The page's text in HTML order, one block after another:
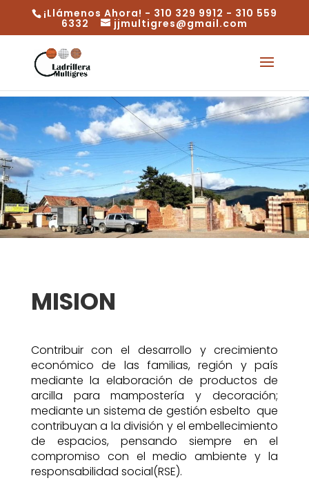
¡Llámenos Ahora! - 310 329 9912 - 310 559
6332 jjmultigres@gmail.com
MISION
Contribuir con el desarrollo y crecimiento
económico de las familias, región y país
mediante la elaboración de productos de
arcilla para mampostería y decoración;
mediante un sistema de gestión esbelto que
contribuyan a la división y el embellecimiento
de espacios, pensando siempre en el
compromiso con el medio ambiente y la
responsabilidad social(RSE).